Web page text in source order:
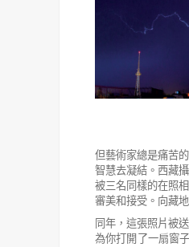
但藝術家總是痛苦
智慧去凝結。西藏攝
被三名同樣的在照
審美和接受。向藏
同年，這張照片被
為你打開了一扇窗